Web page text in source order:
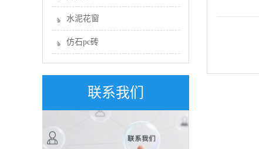
水泥花窗
仿石pc砖
联系我们